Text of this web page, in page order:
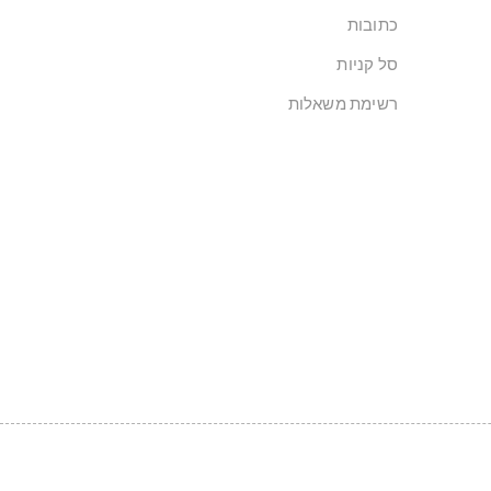
כתובות
סל קניות
רשימת משאלות